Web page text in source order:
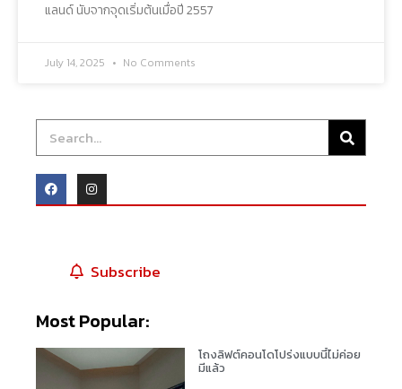
แลนด์ นับจากจุดเริ่มต้นเมื่อปี 2557
July 14, 2025 No Comments
Subscribe
Most Popular:
โถงลิฟต์คอนโดโปร่งแบบนี้ไม่ค่อย
มีแล้ว